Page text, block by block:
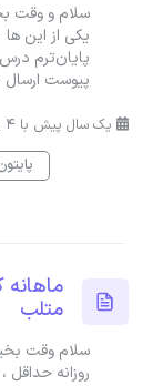
سلام و وقت
یکی از این
پایان‌ترم درس
پیوست ارسال
یک سال پیش با 4 پیشنهاد رسیده
ماهانه
متلب
سلام وقت
روزانه حداقل